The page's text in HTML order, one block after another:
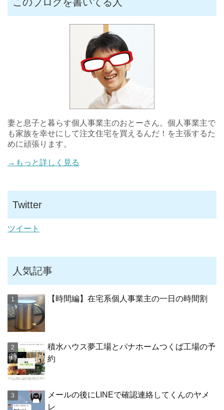
妻と息子と暮らす個人事業主のおとーさん。個人事業主で
も家族を幸せにして注文住宅を買えるんだ！を主張するた
めに頑張ります。
→もっと詳しく見る
Twitter
ツイート
人気記事
【時間編】在宅系個人事業主の一日の時間割
積水ハウス夢工場とパナホームつくば工場の予
約
メールの後にLINEで確認連絡してくんのヤメ
レ